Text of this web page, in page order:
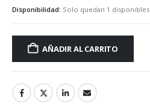
Disponibilidad: Solo quedan 1 disponibles
AÑADIR AL CARRITO